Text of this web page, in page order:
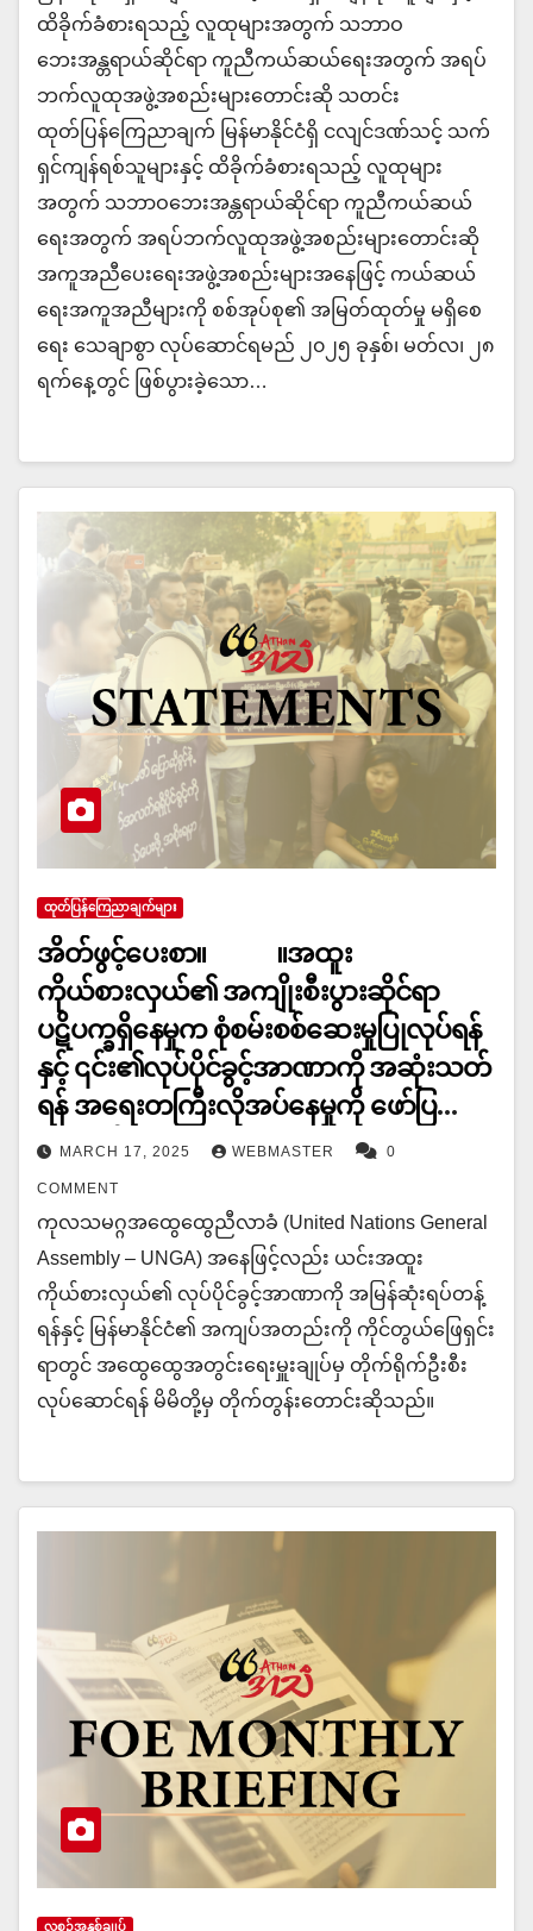
ထိခိုက်ခံစားရသည့် လူထုများအတွက် သဘာဝ
ဘေးအန္တရာယ်ဆိုင်ရာ ကူညီကယ်ဆယ်ရေးအတွက် အရပ်
ဘက်လူထုအဖွဲ့အစည်းများတောင်းဆို သတင်း
ထုတ်ပြန်ကြေညာချက် မြန်မာနိုင်ငံရှိ ငလျင်ဒဏ်သင့် သက်
ရှင်ကျန်ရစ်သူများနှင့် ထိခိုက်ခံစားရသည့် လူထုများ
အတွက် သဘာဝဘေးအန္တရာယ်ဆိုင်ရာ ကူညီကယ်ဆယ်
ရေးအတွက် အရပ်ဘက်လူထုအဖွဲ့အစည်းများတောင်းဆို
အကူအညီပေးရေးအဖွဲ့အစည်းများအနေဖြင့် ကယ်ဆယ်
ရေးအကူအညီများကို စစ်အုပ်စု၏ အမြတ်ထုတ်မှု မရှိစေ
ရေး သေချာစွာ လုပ်ဆောင်ရမည် ၂၀၂၅ ခုနှစ်၊ မတ်လ၊ ၂၈
ရက်နေ့တွင် ဖြစ်ပွားခဲ့သော…
ထုတ်ပြန်ကြေညာချက်များ
အိတ်ဖွင့်ပေးစာ။ ။အထူး
ကိုယ်စားလှယ်၏ အကျိုးစီးပွားဆိုင်ရာ
ပဋိပက္ခရှိနေမှုက စုံစမ်းစစ်ဆေးမှုပြုလုပ်ရန်
နှင့် ၎င်း၏လုပ်ပိုင်ခွင့်အာဏာကို အဆုံးသတ်
ရန် အရေးတကြီးလိုအပ်နေမှုကို ဖော်ပြ
နေသည်။
MARCH 17, 2025 WEBMASTER 0
COMMENT
ကုလသမဂ္ဂအထွေထွေညီလာခံ (United Nations General
Assembly – UNGA) အနေဖြင့်လည်း ယင်းအထူး
ကိုယ်စားလှယ်၏ လုပ်ပိုင်ခွင့်အာဏာကို အမြန်ဆုံးရပ်တန့်
ရန်နှင့် မြန်မာနိုင်ငံ၏ အကျပ်အတည်းကို ကိုင်တွယ်ဖြေရှင်း
ရာတွင် အထွေထွေအတွင်းရေးမှူးချုပ်မှ တိုက်ရိုက်ဦးစီး
လုပ်ဆောင်ရန် မိမိတို့မှ တိုက်တွန်းတောင်းဆိုသည်။
လစဥ်အနှစ်ချုပ်